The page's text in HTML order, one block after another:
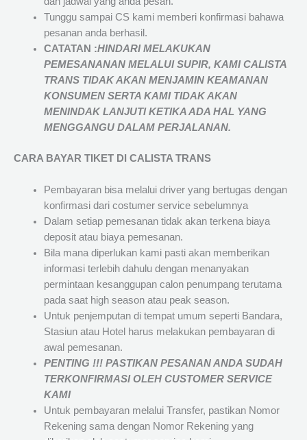
Tunggu sampai CS kami memberi konfirmasi bahawa
pesanan anda berhasil.
CATATAN :HINDARI MELAKUKAN
PEMESANANAN MELALUI SUPIR, KAMICALISTA
TRANSTIDAK AKAN MENJAMINKEAMANAN
KONSUMEN SERTA KAMI TIDAK AKAN
MENINDAK LANJUTI KETIKA ADA HAL YANG
MENGGANGU DALAM PERJALANAN.
CARA BAYAR TIKET DI CALISTA TRANS
Pembayaran bisa melalui driver yang bertugas dengan
konfirmasi dari costumer service sebelumnya
Dalam setiap pemesanan tidak akan terkena biaya
deposit atau biaya pemesanan.
Bila mana diperlukan kami pasti akan memberikan
informasi terlebih dahulu dengan menanyakan
permintaan kesanggupan calon penumpang terutama
pada saat high season atau peak season.
Untuk penjemputan di tempat umum seperti Bandara,
Stasiun atau Hotel harus melakukan pembayaran di
awal pemesanan.
PENTING !!! PASTIKAN PESANAN ANDA SUDAH
TERKONFIRMASI OLEH CUSTOMER SERVICE
KAMI
Untuk pembayaran melalui Transfer, pastikan Nomor
Rekening sama dengan Nomor Rekening yang